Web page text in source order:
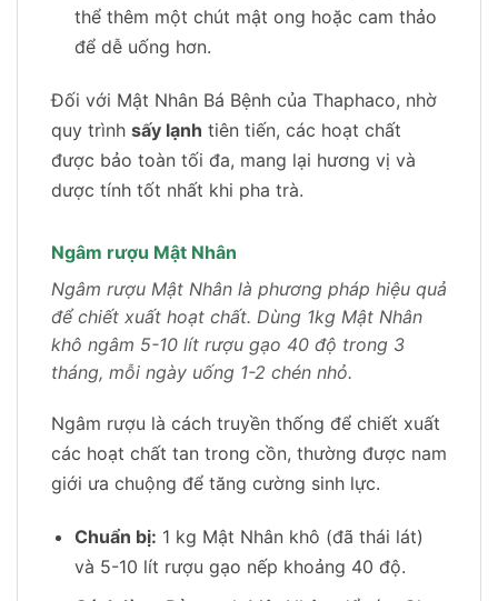
thể thêm một chút mật ong hoặc cam thảo
để dễ uống hơn.
Đối với Mật Nhân Bá Bệnh của Thaphaco, nhờ
quy trình sấy lạnh tiên tiến, các hoạt chất
được bảo toàn tối đa, mang lại hương vị và
dược tính tốt nhất khi pha trà.
Ngâm rượu Mật Nhân
Ngâm rượu Mật Nhân là phương pháp hiệu quả
để chiết xuất hoạt chất. Dùng 1kg Mật Nhân
khô ngâm 5-10 lít rượu gạo 40 độ trong 3
tháng, mỗi ngày uống 1-2 chén nhỏ.
Ngâm rượu là cách truyền thống để chiết xuất
các hoạt chất tan trong cồn, thường được nam
giới ưa chuộng để tăng cường sinh lực.
Chuẩn bị: 1 kg Mật Nhân khô (đã thái lát)
và 5-10 lít rượu gạo nếp khoảng 40 độ.